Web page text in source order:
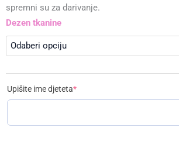
spremni su za darivanje.
Dezen tkanine
Upišite ime djeteta*(required)
Slonići
količina